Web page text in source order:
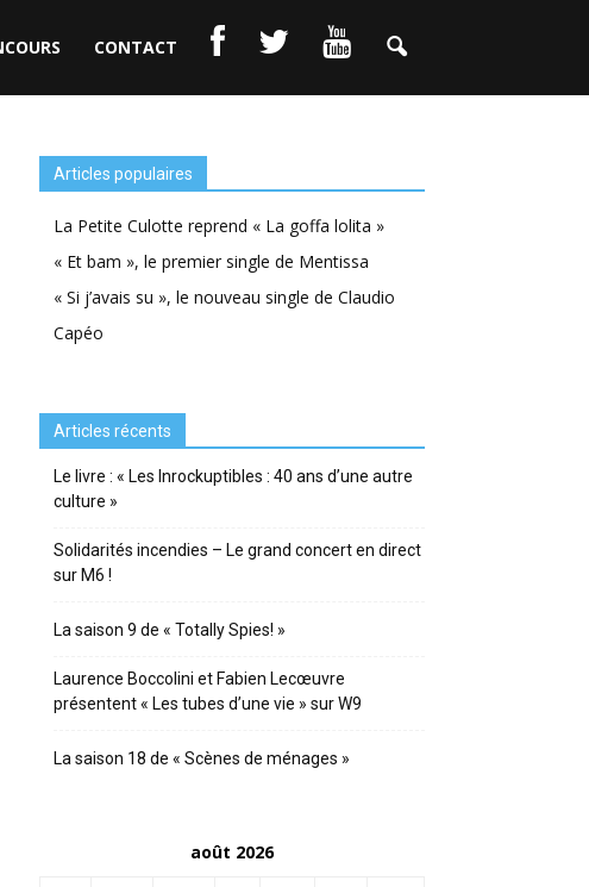
CONTACT
Articles populaires
La Petite Culotte reprend « La goffa lolita »
« Et bam », le premier single de Mentissa
« Si j’avais su », le nouveau single de Claudio
Capéo
Articles récents
Le livre : « Les Inrockuptibles : 40 ans d’une autre
culture »
Solidarités incendies – Le grand concert en direct
sur M6 !
La saison 9 de « Totally Spies! »
Laurence Boccolini et Fabien Lecœuvre
présentent « Les tubes d’une vie » sur W9
La saison 18 de « Scènes de ménages »
août 2026